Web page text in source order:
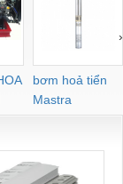
bơm hoả tiển
Mastra
›